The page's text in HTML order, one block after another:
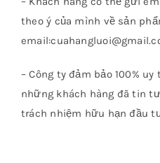
theo ý của mình về sản
– Công ty đảm bảo 100%
những khách hàng đã tin
trách nhiệm hữu hạn đầu